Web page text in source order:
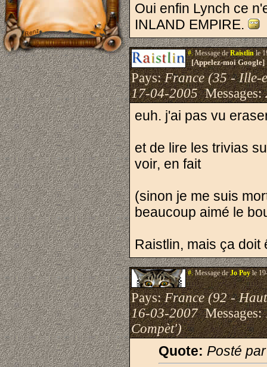
Oui enfin Lynch ce
INLAND EMPIRE.
#.Message deRaistlinle
[Appelez-moi
Pays:France (35 - Ille-
17-04-2005Messages:
euh. j'ai pas vu
et de lire les trivias
voir, en fait
(sinon je me suis
beaucoup aimé le
Raistlin, mais ça doit
#.Message deJo Poyle
Pays:France (92 -
16-03-2007Messages:
Compèt')
Quote: Posté